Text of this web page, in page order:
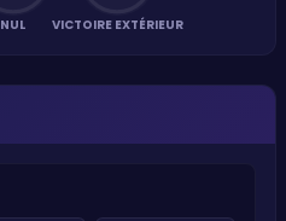
NUL VICTOIRE EXTÉRIEUR